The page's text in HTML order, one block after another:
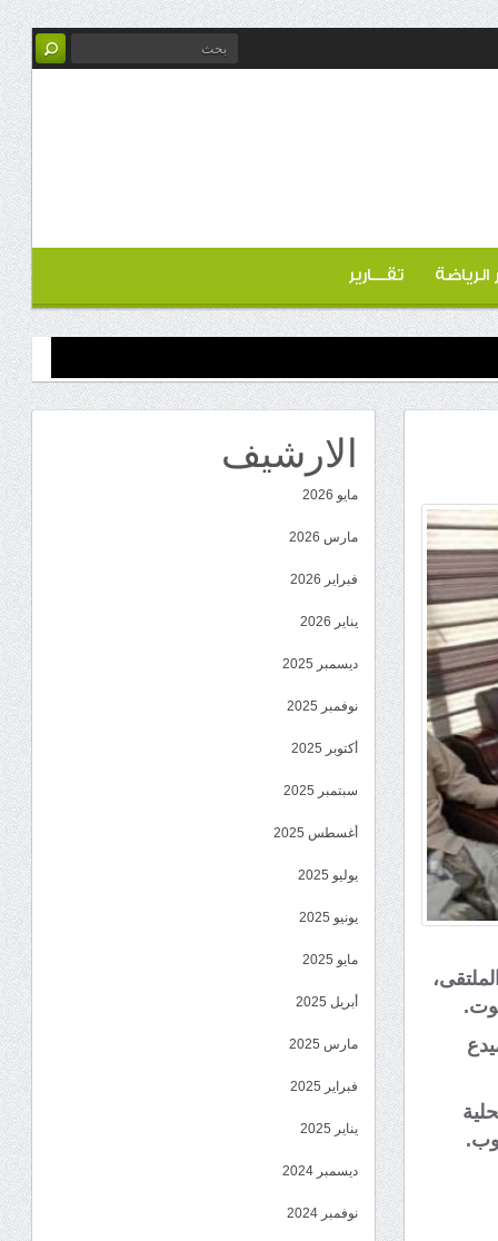
الرياضة تقـــارير
الارشيف
مايو 2026
مارس 2026
فبراير 2026
يناير 2026
ديسمبر 2025
نوفمبر 2025
أكتوبر 2025
سبتمبر 2025
أغسطس 2025
يوليو 2025
يونيو 2025
مايو 2025
أبريل 2025
مارس 2025
فبراير 2025
يناير 2025
ديسمبر 2024
نوفمبر 2024